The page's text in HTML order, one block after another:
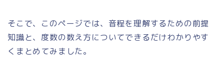
そこで、このページでは、音程を理解するための前提
知識と、度数の数え方についてできるだけわかりやす
くまとめてみました。